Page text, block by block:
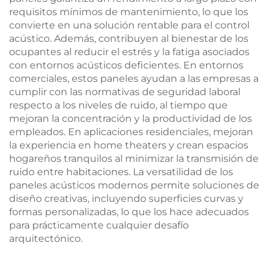
requisitos mínimos de mantenimiento, lo que los
convierte en una solución rentable para el control
acústico. Además, contribuyen al bienestar de los
ocupantes al reducir el estrés y la fatiga asociados
con entornos acústicos deficientes. En entornos
comerciales, estos paneles ayudan a las empresas a
cumplir con las normativas de seguridad laboral
respecto a los niveles de ruido, al tiempo que
mejoran la concentración y la productividad de los
empleados. En aplicaciones residenciales, mejoran
la experiencia en home theaters y crean espacios
hogareños tranquilos al minimizar la transmisión de
ruido entre habitaciones. La versatilidad de los
paneles acústicos modernos permite soluciones de
diseño creativas, incluyendo superficies curvas y
formas personalizadas, lo que los hace adecuados
para prácticamente cualquier desafío
arquitectónico.